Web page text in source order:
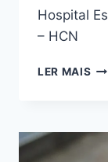
Hospital
– HCN
LER MAIS